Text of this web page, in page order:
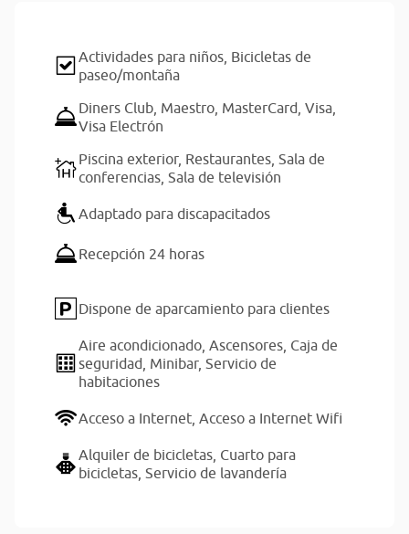
Actividades para niños, Bicicletas de
paseo/montaña
Diners Club, Maestro, MasterCard, Visa,
Visa Electrón
Piscina exterior, Restaurantes, Sala de
conferencias, Sala de televisión
Adaptado para discapacitados
Recepción 24 horas
Dispone de aparcamiento para clientes
Aire acondicionado, Ascensores, Caja de
seguridad, Minibar, Servicio de
habitaciones
Acceso a Internet, Acceso a Internet Wifi
Alquiler de bicicletas, Cuarto para
bicicletas, Servicio de lavandería